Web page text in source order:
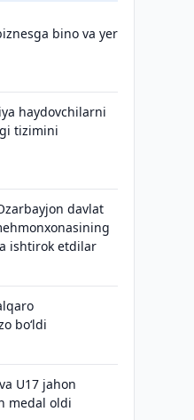
bino va yer
haydovchilarni
tizimini
davlat
ishtirok etdilar
bo‘ldi
U17 jahon
medal oldi